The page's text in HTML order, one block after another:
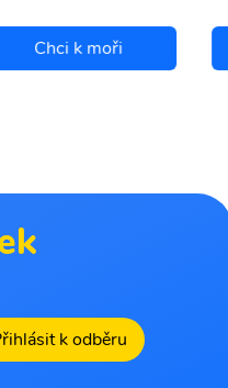
Chci k moři
k odběru